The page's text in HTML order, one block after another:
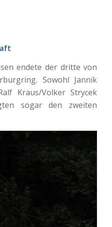
endete der dritte von
Sowohl Jannik
Kraus/Volker Strycek
sogar den zweiten